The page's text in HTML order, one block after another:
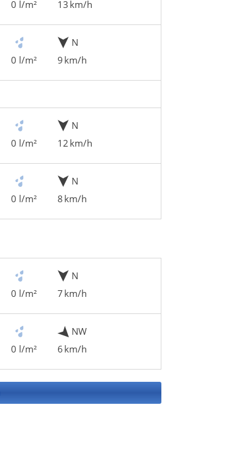
0 l/m²
13 km/h
0 l/m²
N
9 km/h
0 l/m²
N
12 km/h
0 l/m²
N
8 km/h
0 l/m²
N
7 km/h
0 l/m²
NW
6 km/h